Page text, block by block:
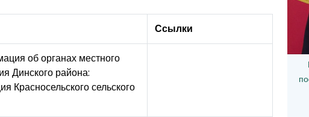
Ссылки
об органах местного
Динского района:
Красносельского сельского